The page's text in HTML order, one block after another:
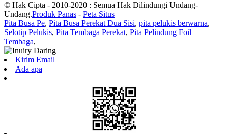
© Hak Cipta - 2010-2020 : Semua Hak Dilindungi Undang-
Undang.Produk Panas - Peta Situs
Pita Busa Pe, Pita Busa Perekat Dua Sisi, pita pelukis berwarna,
Selotip Pelukis, Pita Tembaga Perekat, Pita Pelindung Foil
Tembaga,
Kirim Email
Ada apa